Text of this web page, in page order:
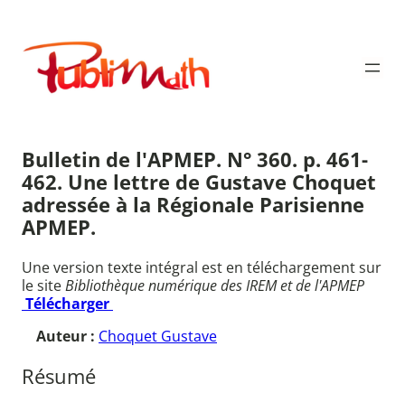
contenu
Publimath
Bulletin de l'APMEP. N° 360. p. 461-
462. Une lettre de Gustave Choquet
adressée à la Régionale Parisienne
APMEP.
Une version texte intégral est en téléchargement sur
le siteBibliothèque numérique des IREM et de l'APMEP
Télécharger
Auteur : Choquet Gustave
Résumé